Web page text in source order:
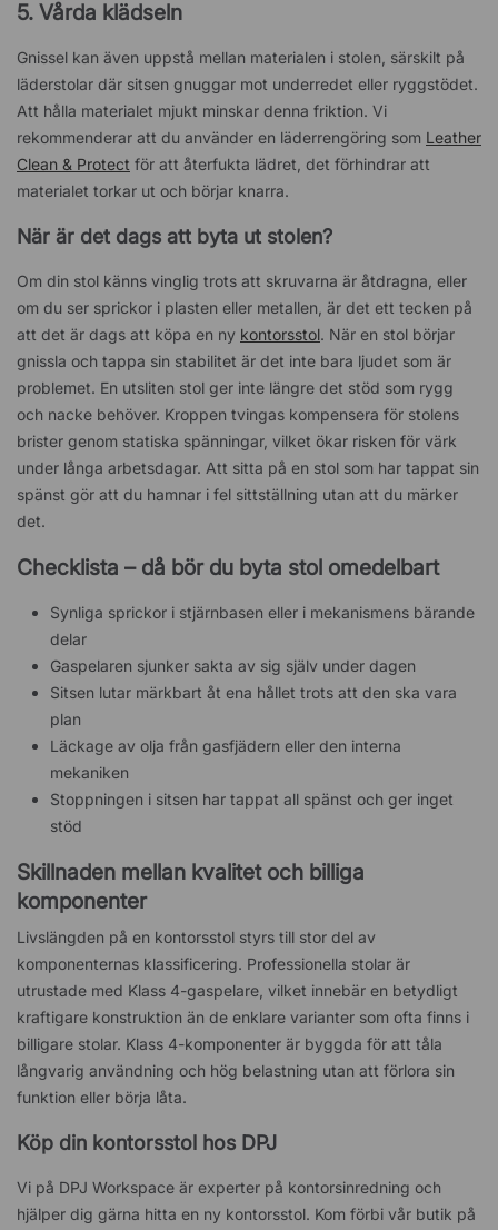
5. Vårda klädseln
Gnissel kan även uppstå mellan materialen i stolen, särskilt på
läderstolar där sitsen gnuggar mot underredet eller ryggstödet.
Att hålla materialet mjukt minskar denna friktion. Vi
rekommenderar att du använder en läderrengöring som Leather
Clean & Protect för att återfukta lädret, det förhindrar att
materialet torkar ut och börjar knarra.
När är det dags att byta ut stolen?
Om din stol känns vinglig trots att skruvarna är åtdragna, eller
om du ser sprickor i plasten eller metallen, är det ett tecken på
att det är dags att köpa en ny kontorsstol. När en stol börjar
gnissla och tappa sin stabilitet är det inte bara ljudet som är
problemet. En utsliten stol ger inte längre det stöd som rygg
och nacke behöver. Kroppen tvingas kompensera för stolens
brister genom statiska spänningar, vilket ökar risken för värk
under långa arbetsdagar. Att sitta på en stol som har tappat sin
spänst gör att du hamnar i fel sittställning utan att du märker
det.
Checklista – då bör du byta stol omedelbart
Synliga sprickor i stjärnbasen eller i mekanismens bärande
delar
Gaspelaren sjunker sakta av sig själv under dagen
Sitsen lutar märkbart åt ena hållet trots att den ska vara
plan
Läckage av olja från gasfjädern eller den interna
mekaniken
Stoppningen i sitsen har tappat all spänst och ger inget
stöd
Skillnaden mellan kvalitet och billiga
komponenter
Livslängden på en kontorsstol styrs till stor del av
komponenternas klassificering. Professionella stolar är
utrustade med Klass 4-gaspelare, vilket innebär en betydligt
kraftigare konstruktion än de enklare varianter som ofta finns i
billigare stolar. Klass 4-komponenter är byggda för att tåla
långvarig användning och hög belastning utan att förlora sin
funktion eller börja låta.
Köp din kontorsstol hos DPJ
Vi på DPJ Workspace är experter på kontorsinredning och
hjälper dig gärna hitta en ny kontorsstol. Kom förbi vår butik på